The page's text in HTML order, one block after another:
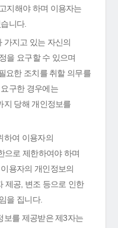
지해야 하며 이용자는
니다.
가지고 있는 자신의
을 요구할 수 있으며
요한 조치를 취할 의무를
구한 경우에는
지 당해 개인정보를
하여 이용자의
으로 제한하여야 하며
용자의 개인정보의
제공, 변조 등으로 인한
을 집니다.
보를 제공받은 제3자는